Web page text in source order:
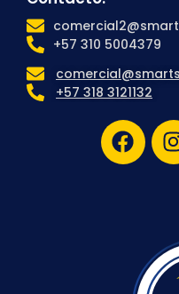
+57 310 5004379
+57 318 3121132